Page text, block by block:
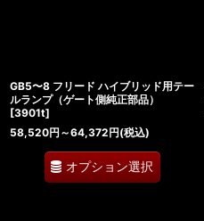
GB5〜8 フリード ハイブリッド用テー
ルランプ（ゲート側純正部品）
[3901t]
58,520円 ～64,372円(税込)
オプション選択